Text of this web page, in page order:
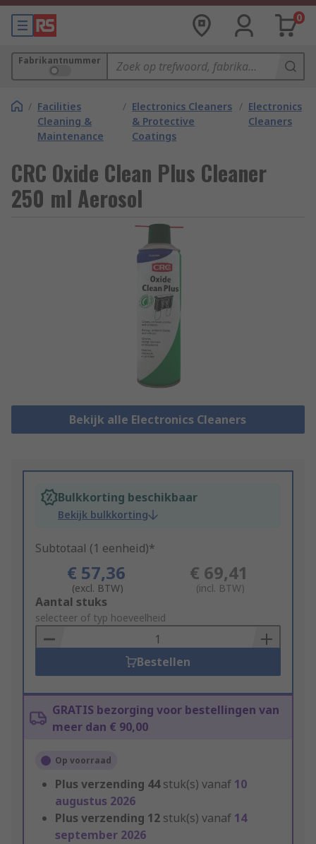
0
Fabrikantnummer
/ Facilities
Cleaning &
Maintenance
/ Electronics Cleaners
& Protective
Coatings
/ Electronics
Cleaners
CRC Oxide Clean Plus Cleaner
250 ml Aerosol
Bekijk alle Electronics Cleaners
Bulkkorting beschikbaar
Bekijk bulkkorting
Subtotaal (1 eenheid)*
€ 57,36
(excl. BTW)
€ 69,41
(incl. BTW)
Add
to
Basket
Aantal stuks
selecteer of typ hoeveelheid
Bestellen
GRATIS bezorging voor bestellingen van
meer dan € 90,00
Op voorraad
Plus verzending 44stuk(s) vanaf 10
augustus 2026
Plus verzending 12 stuk(s) vanaf 14
september 2026